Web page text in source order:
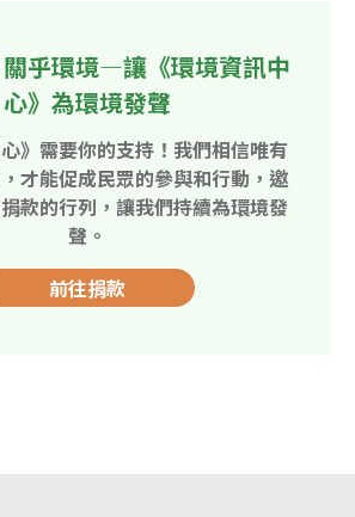
乎環境—讓《環境資訊中
心》為環境發聲
心》需要你的支持！我們相信唯有
才能促成民眾的參與和行動，邀
款的行列，讓我們持續為環境發
聲。
前往捐款